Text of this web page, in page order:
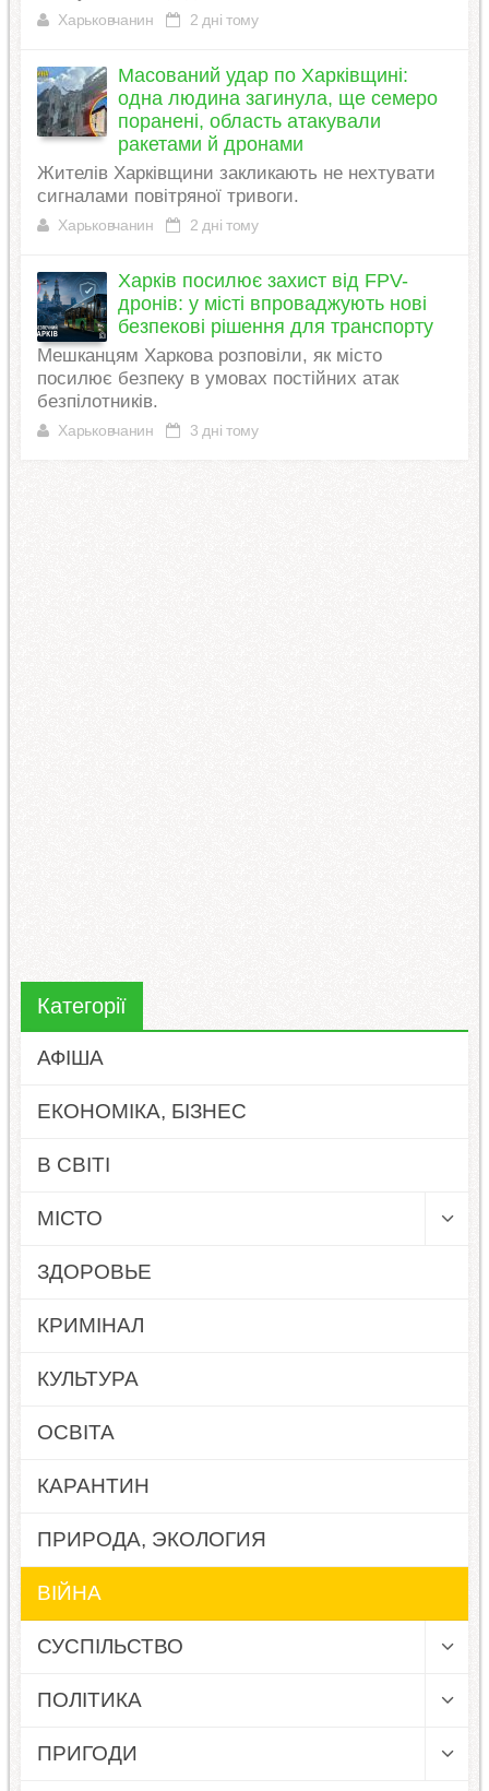
Харьковчанин 2 дні тому
Масований удар по Харківщині:
одна людина загинула, ще семеро
поранені, область атакували
ракетами й дронами
Жителів Харківщини закликають не нехтувати
сигналами повітряної тривоги.
Харьковчанин 2 дні тому
Харків посилює захист від FPV-
дронів: у місті впроваджують нові
безпекові рішення для транспорту
Мешканцям Харкова розповіли, як місто
посилює безпеку в умовах постійних атак
безпілотників.
Харьковчанин 3 дні тому
Категорії
АФІША
ЕКОНОМІКА, БІЗНЕС
В СВІТІ
МІСТО
ЗДОРОВЬЕ
КРИМІНАЛ
КУЛЬТУРА
ОСВІТА
КАРАНТИН
ПРИРОДА, ЭКОЛОГИЯ
ВІЙНА
СУСПІЛЬСТВО
ПОЛІТИКА
ПРИГОДИ